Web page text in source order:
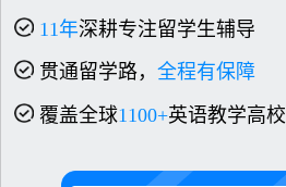
11年深耕专注留学生辅导
贯通留学路， 全程有保障
覆盖全球1100+英语教学高校